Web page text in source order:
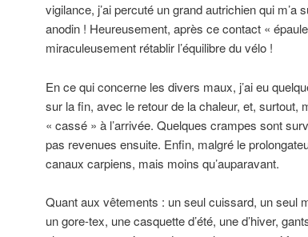
vigilance, j’ai percuté un grand autrichien qui m’a
anodin ! Heureusement, après ce contact «
miraculeusement rétablir l’équilibre du vélo !
En ce qui concerne les divers maux, j’ai eu
sur la fin, avec le retour de la chaleur, et, surtout,
« cassé » à l’arrivée. Quelques crampes sont
pas revenues ensuite. Enfin, malgré le
canaux carpiens, mais moins qu’auparavant.
Quant aux vêtements : un seul cuissard, un seul
un gore-tex, une casquette d’été, une d’hiver,